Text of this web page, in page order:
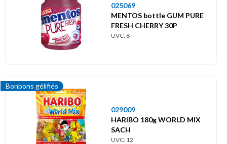
025069
MENTOS bottle GUM PURE
FRESH CHERRY 30P
UVC: 6
Bonbons gélifiés
029009
HARIBO 180g WORLD MIX
SACH
UVC: 12